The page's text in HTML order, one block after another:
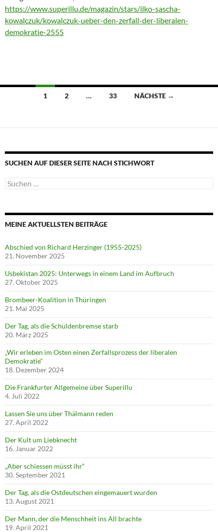
https://www.superillu.de/magazin/stars/ilko-sascha-
kowalczuk/kowalczuk-ueber-den-zerfall-der-liberalen-
demokratie-2555
Beitragsnavigation
1 2 … 33 NÄCHSTE →
SUCHEN AUF DIESER SEITE NACH STICHWORT
Suche
nach:
MEINE AKTUELLSTEN BEITRÄGE
Abschied von Richard Herzinger (1955-2025)
21. November 2025
Usbekistan 2025: Unterwegs in einem Land im Aufbruch
27. Oktober 2025
Brombeer-Koalition in Thüringen
21. Mai 2025
Der Tag, als die Schuldenbremse starb
20. März 2025
„Wir erleben im Osten einen Zerfallsprozess der liberalen
Demokratie“
18. Dezember 2024
Die Frankfurter Allgemeine über Superillu
4. Juli 2022
Lassen Sie uns über Thälmann reden
27. April 2022
Der Kult um Liebknecht
16. Januar 2022
„Aber schiessen müsst ihr“
30. September 2021
Der Tag, als die Ostdeutschen eingemauert wurden
13. August 2021
Der Mann, der die Menschheit ins All brachte
19. April 2021